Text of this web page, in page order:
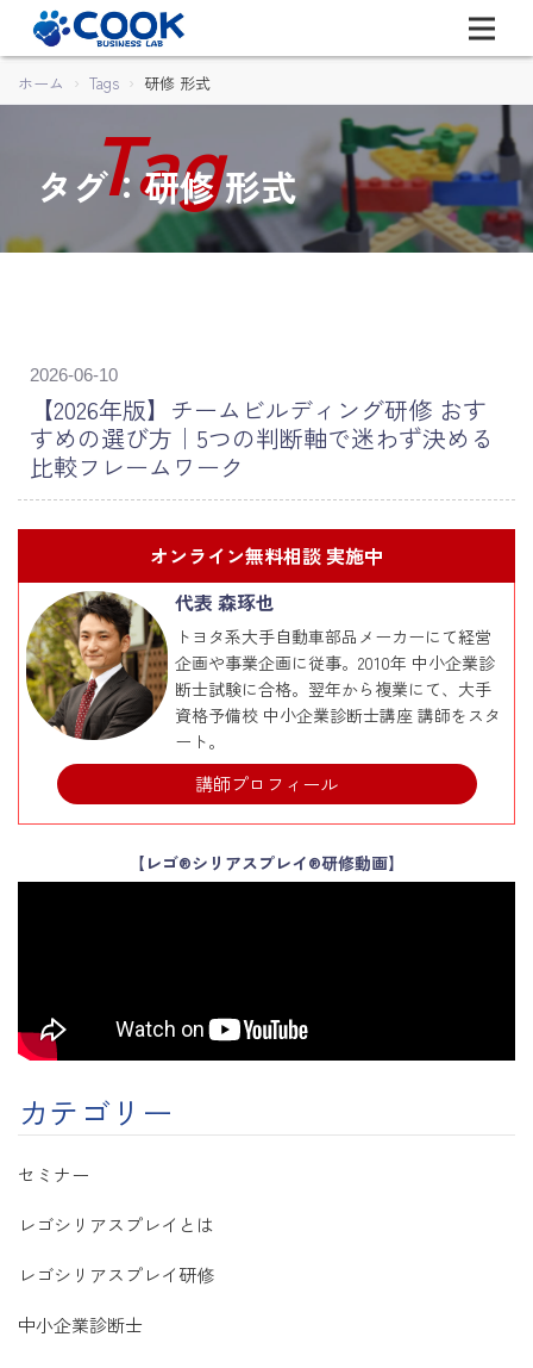
ホーム Tags 研修 形式
タグ：研修 形式
2026-06-10
【2026年版】チームビルディング研修 おす
すめの選び方｜5つの判断軸で迷わず決める
比較フレームワーク
オンライン無料相談 実施中
代表 森琢也
トヨタ系大手自動車部品メーカーにて経営
企画や事業企画に従事。2010年 中小企業診
断士試験に合格。翌年から複業にて、大手
資格予備校 中小企業診断士講座 講師をスタ
ート。
講師プロフィール
【レゴ®シリアスプレイ®研修動画】
カテゴリー
セミナー
レゴシリアスプレイとは
レゴシリアスプレイ研修
中小企業診断士